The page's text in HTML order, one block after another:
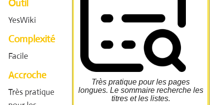
Très pratique pour les pages
longues. Le sommaire recherche les
titres et les listes.
sommaire de la page" ;
Les actions avancées permettent de choisir
la largeur du sommaire et son emplacement
Cliquer "Intégrer à la page"
Pycto made by freepik from flaticon.com
Outil
YesWiki
Complexité
Facile
Accroche
Très pratique